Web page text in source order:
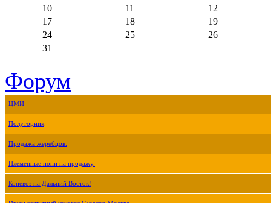
10
11
12
17
18
19
24
25
26
31
Форум
ЦМИ
Полуторник
Продажа жеребцов.
Племенные пони на продажу.
Коневоз на Дальний Восток!